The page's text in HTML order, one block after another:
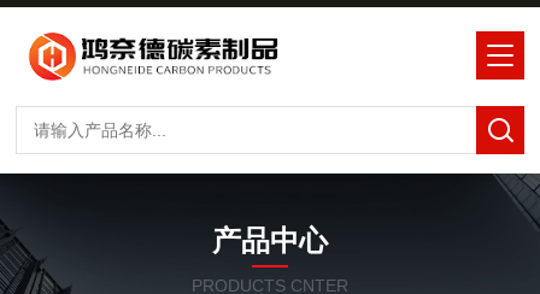
产品中心
PRODUCTS CNTER